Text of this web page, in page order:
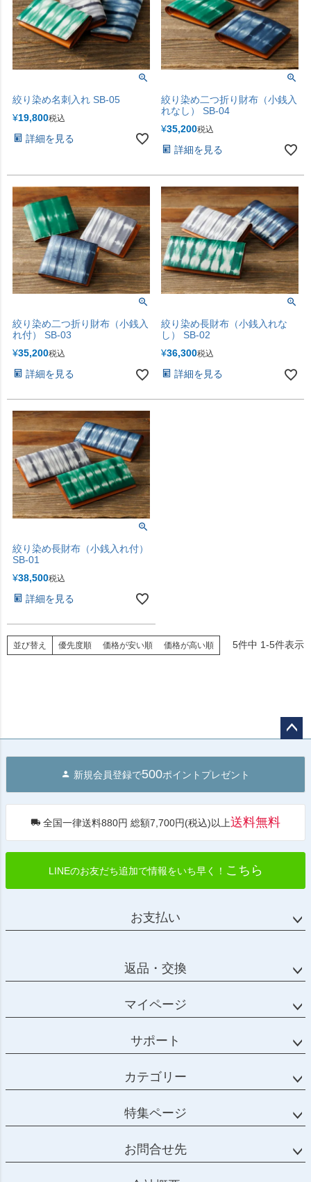
絞り染め名刺入れ SB-05
¥19,800税込
詳細を見る
絞り染め二つ折り財布（小銭入
れなし） SB-04
¥35,200税込
詳細を見る
絞り染め二つ折り財布（小銭入
れ付） SB-03
¥35,200税込
詳細を見る
絞り染め長財布（小銭入れな
し） SB-02
¥36,300税込
詳細を見る
絞り染め長財布（小銭入れ付）
SB-01
¥38,500税込
詳細を見る
並び替え 優先度順 価格が安い順 価格が高い順 5件中 1-5件表示
へ
新規会員登録で500ポイントプレゼント
全国一律送料880円 総額7,700円(税込)以上送料無料
LINEのお友だち追加で情報をいち早く！ こちら
お支払い
返品・交換
マイページ
サポート
カテゴリー
特集ページ
お問合せ先